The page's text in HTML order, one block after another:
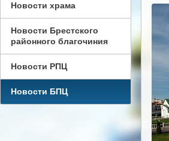
Новости храма
Новости Брестского
районного благочиния
Новости РПЦ
Новости БПЦ